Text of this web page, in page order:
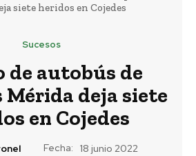
siete heridos en Cojedes
Sucesos
de autobús de
Mérida deja siete
en Cojedes
Fecha: 18 junio 2022